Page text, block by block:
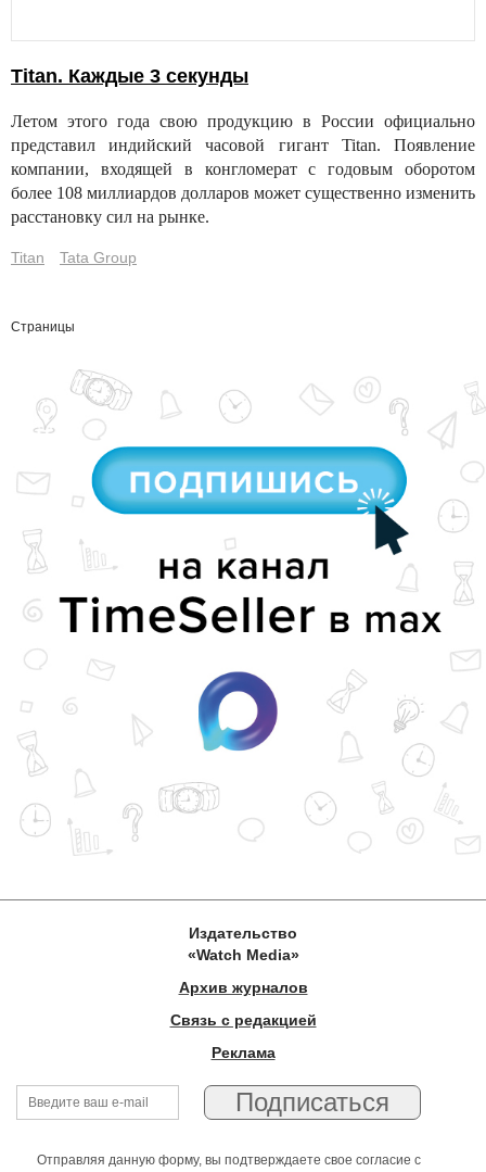
Titan. Каждые 3 секунды
Летом этого года свою продукцию в России официально
представил индийский часовой гигант Titan. Появление
компании, входящей в конгломерат с годовым оборотом
более 108 миллиардов долларов может существенно изменить
расстановку сил на рынке.
Titan Tata Group
Страницы
Издательство
«Watch Media»
Архив журналов
Связь с редакцией
Реклама
Отправляя данную форму, вы подтверждаете свое согласие с